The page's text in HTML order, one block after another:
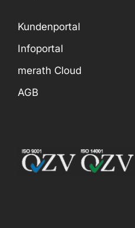
Kundenportal
Infoportal
merath Cloud
AGB